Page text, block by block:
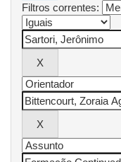
Filtros correntes: